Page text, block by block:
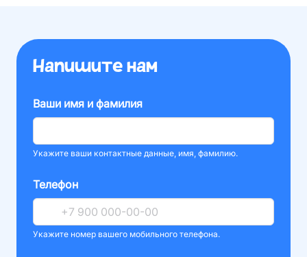
Напишите нам
Ваши имя и фамилия
Укажите ваши контактные данные, имя, фамилию.
Телефон
Укажите номер вашего мобильного телефона.